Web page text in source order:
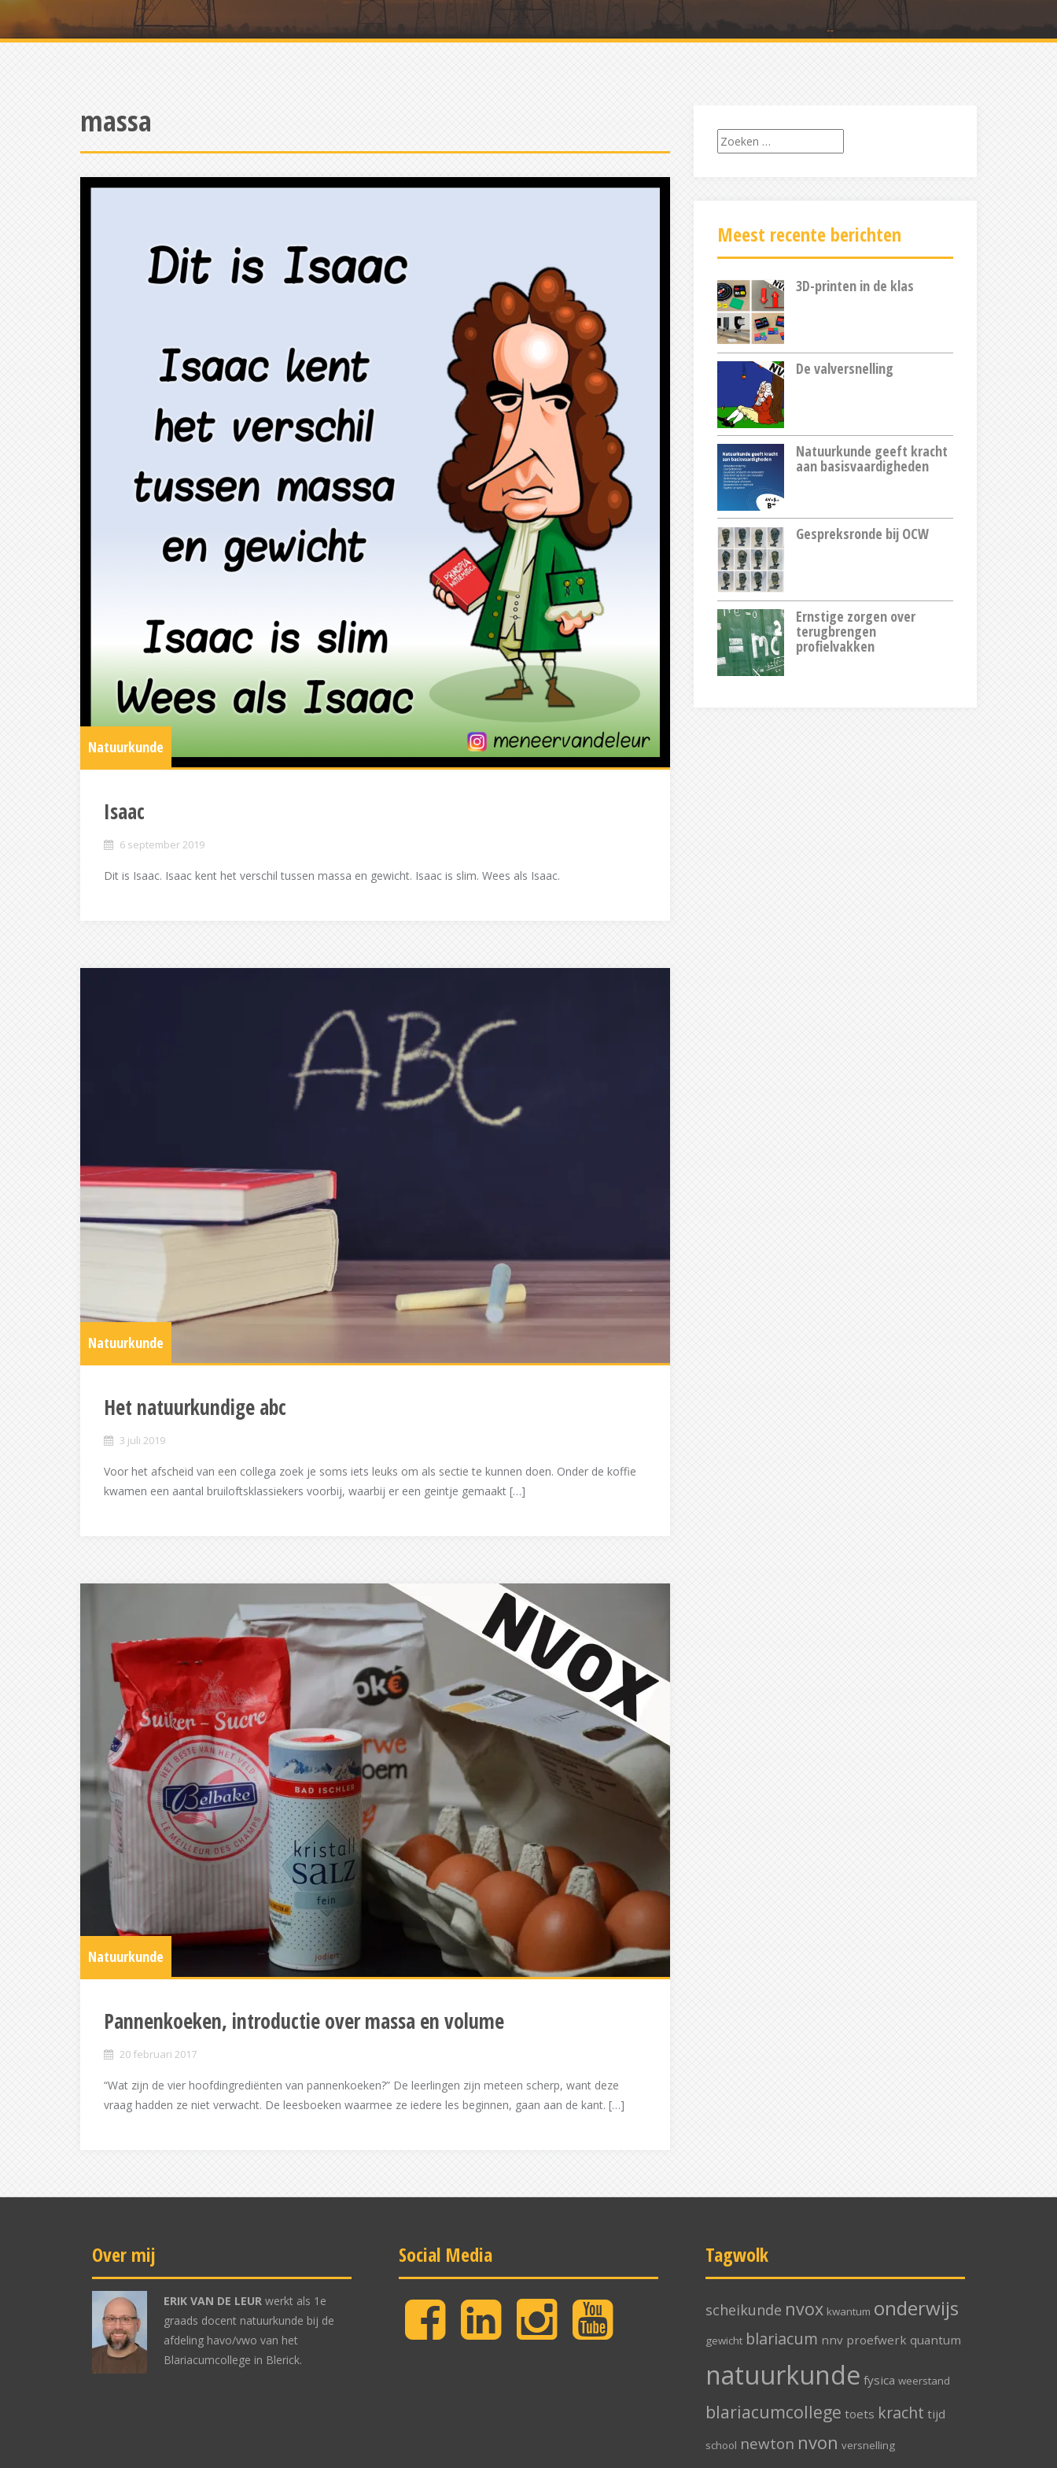
massa
Natuurkunde
Isaac
6 september 2019
Dit is Isaac. Isaac kent het verschil tussen massa en gewicht. Isaac is slim. Wees als Isaac.
Natuurkunde
Het natuurkundige abc
3 juli 2019
Voor het afscheid van een collega zoek je soms iets leuks om als sectie te kunnen doen. Onder de koffie
kwamen een aantal bruiloftsklassiekers voorbij, waarbij er een geintje gemaakt […]
Natuurkunde
Pannenkoeken, introductie over massa en volume
20 februari 2017
“Wat zijn de vier hoofdingrediënten van pannenkoeken?” De leerlingen zijn meteen scherp, want deze
vraag hadden ze niet verwacht. De leesboeken waarmee ze iedere les beginnen, gaan aan de kant. […]
Zoeken
naar:
Meest recente berichten
3D-printen in de klas
De valversnelling
Natuurkunde geeft kracht
aan basisvaardigheden
Gespreksronde bij OCW
Ernstige zorgen over
terugbrengen
profielvakken
Over mij
ERIK VAN DE LEUR werkt als 1e
graads docent natuurkunde bij de
afdeling havo/vwo van het
Blariacumcollege in Blerick.
Social Media
Facebook LinkedIn Instagram YouTube
Tagwolk
scheikunde nvox kwantum onderwijs
gewicht blariacum nnv proefwerk quantum
natuurkunde fysica weerstand
blariacumcollege toets kracht tijd
school newton nvon versnelling